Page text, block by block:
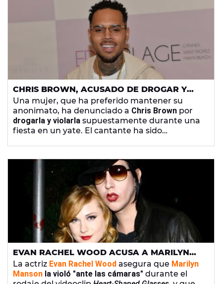
CHRIS BROWN, ACUSADO DE DROGAR Y
VIOLAR A UNA MUJER EN UNA FIESTA EN
MIAMI
Una mujer, que ha preferido mantener su
anonimato, ha denunciado a Chris Brown por
drogarla y violarla supuestamente durante una
fiesta en un yate. El cantante ha sido
EVAN RACHEL WOOD ACUSA A MARILYN
MANSON DE VIOLARLA EN EL RODAJE DEL
VIDEOCLIP 'HEART-SHAPED GLASSES'
La actriz Evan Rachel Wood asegura que Marilyn
Manson la violó "ante las cámaras" durante el